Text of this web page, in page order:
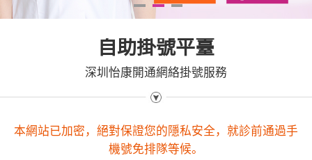
1 2
自助掛號平臺
深圳怡康開通網絡掛號服務
本網站已加密，絕對保證您的隱私安全，就診前通過手
機號免排隊等候。